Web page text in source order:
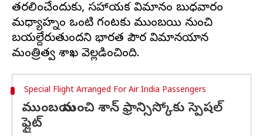
తరలించేందుకు, సహాయక విమానం బుధవారం
మధ్యాహ్నం ఒంటి గంటకు ముంబయి నుంచి
బయల్దేరుతుందని భారత పౌర విమానయాన
Special Flight Arranged For Air India Passengers
ముంబయి నుంచి శాన్ ఫ్రాన్సిస్కోకు స్పెషల్
ఫ్లైట్